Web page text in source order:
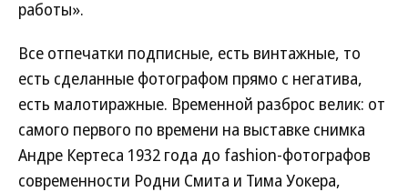
работы».
Все отпечатки подписные, есть винтажные, то
есть сделанные фотографом прямо с негатива,
есть малотиражные. Временной разброс велик: от
самого первого по времени на выставке снимка
Андре Кертеса 1932 года до fashion-фотографов
современности Родни Смита и Тима Уокера,